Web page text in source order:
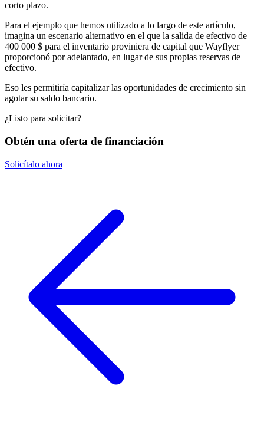
corto plazo.
Para el ejemplo que hemos utilizado a lo largo de este artículo,
imagina un escenario alternativo en el que la salida de efectivo de
400 000 $ para el inventario proviniera de capital que Wayflyer
proporcionó por adelantado, en lugar de sus propias reservas de
efectivo.
Eso les permitiría capitalizar las oportunidades de crecimiento sin
agotar su saldo bancario.
¿Listo para solicitar?
Obtén una oferta de financiación
Solicítalo ahora